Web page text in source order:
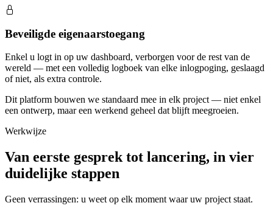
Beveiligde eigenaarstoegang
Enkel u logt in op uw dashboard, verborgen voor de rest van de
wereld — met een volledig logboek van elke inlogpoging, geslaagd
of niet, als extra controle.
Dit platform bouwen we standaard mee in elk project — niet enkel
een ontwerp, maar een werkend geheel dat blijft meegroeien.
Werkwijze
Van eerste gesprek tot lancering, in vier
duidelijke stappen
Geen verrassingen: u weet op elk moment waar uw project staat.